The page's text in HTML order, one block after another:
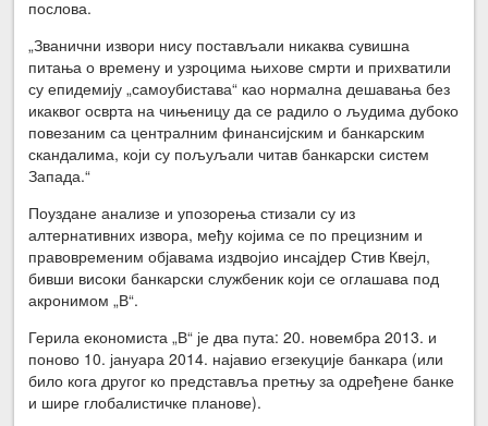
послова.
„Званични извори нису постављали никаква сувишна
питања о времену и узроцима њихове смрти и прихватили
су епидемију „самоубистава“ као нормална дешавања без
икаквог осврта на чињеницу да се радило о људима дубоко
повезаним са централним финансијским и банкарским
скандалима, који су пољуљали читав банкарски систем
Запада.“
Поуздане анализе и упозорења стизали су из
алтернативних извора, међу којима се по прецизним и
правовременим објавама издвојио инсајдер Стив Квејл,
бивши високи банкарски службеник који се оглашава под
акронимом „В“.
Герила економиста „В“ је два пута: 20. новембра 2013. и
поново 10. јануара 2014. најавио егзекуције банкара (или
било кога другог ко представља претњу за одређене банке
и шире глобалистичке планове).